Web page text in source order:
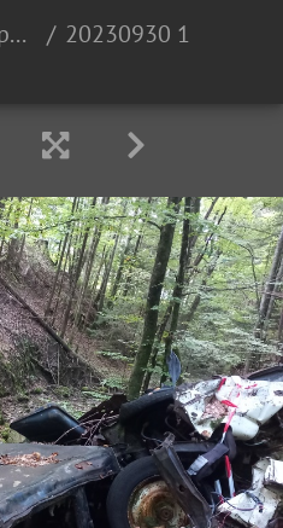
L'Achard au Sappey en Chartreuse 30-09-23 20230930 104129